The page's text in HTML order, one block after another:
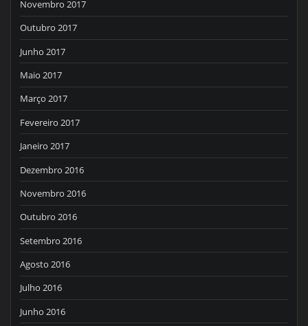
Novembro 2017
Outubro 2017
Junho 2017
Maio 2017
Março 2017
Fevereiro 2017
Janeiro 2017
Dezembro 2016
Novembro 2016
Outubro 2016
Setembro 2016
Agosto 2016
Julho 2016
Junho 2016